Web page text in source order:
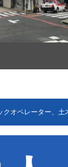
クオペレーター、土